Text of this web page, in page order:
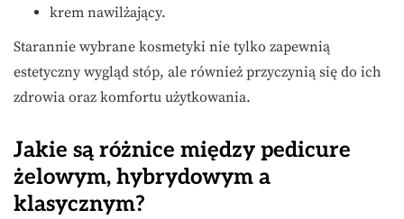
krem nawilżający.
Starannie wybrane kosmetyki nie tylko zapewnią
estetyczny wygląd stóp, ale również przyczynią się do ich
zdrowia oraz komfortu użytkowania.
Jakie są różnice między pedicure
żelowym, hybrydowym a
klasycznym?